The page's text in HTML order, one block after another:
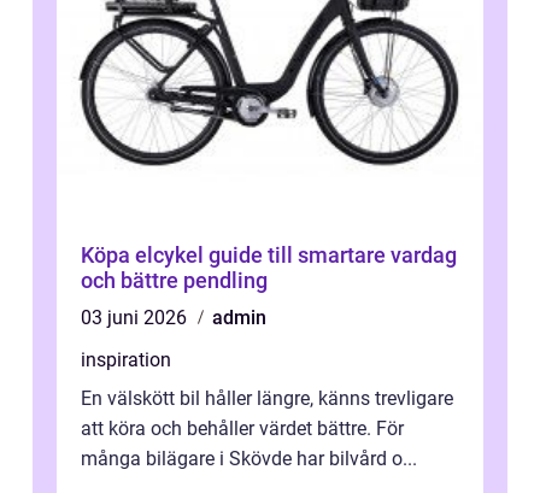
Köpa elcykel guide till smartare vardag
och bättre pendling
03 juni 2026
admin
inspiration
En välskött bil håller längre, känns trevligare
att köra och behåller värdet bättre. För
många bilägare i Skövde har bilvård o...